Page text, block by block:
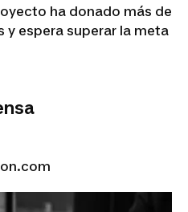
ha donado más de
espera superar la meta